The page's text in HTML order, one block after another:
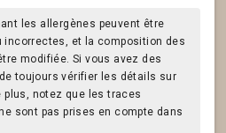
les allergènes peuvent être
incorrectes, et la composition des
modifiée. Si vous avez des
toujours vérifier les détails sur
plus, notez que les traces
sont pas prises en compte dans